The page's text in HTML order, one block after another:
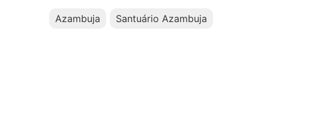
Azambuja Santuário Azambuja